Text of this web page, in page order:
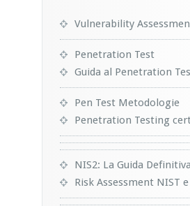
Vulnerability
Penetration Test
Guida al Penetration
Pen Test Metodologie
Penetration Testing
NIS2: La Guida Definitiva
Risk Assessment NIST